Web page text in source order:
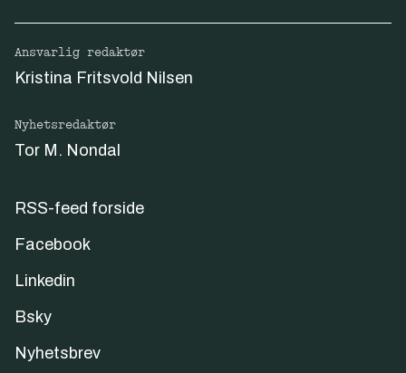
Ansvarlig redaktør
Kristina Fritsvold Nilsen
Nyhetsredaktør
Tor M. Nondal
RSS-feed forside
Facebook
Linkedin
Bsky
Nyhetsbrev